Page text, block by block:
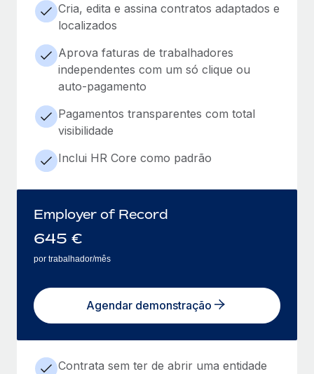
Cria, edita e assina contratos adaptados e
localizados
Aprova faturas de trabalhadores
independentes com um só clique ou
auto-pagamento
Pagamentos transparentes com total
visibilidade
Inclui HR Core como padrão
Employer of Record
645 €
por trabalhador/mês
Agendar demonstração
Contrata sem ter de abrir uma entidade